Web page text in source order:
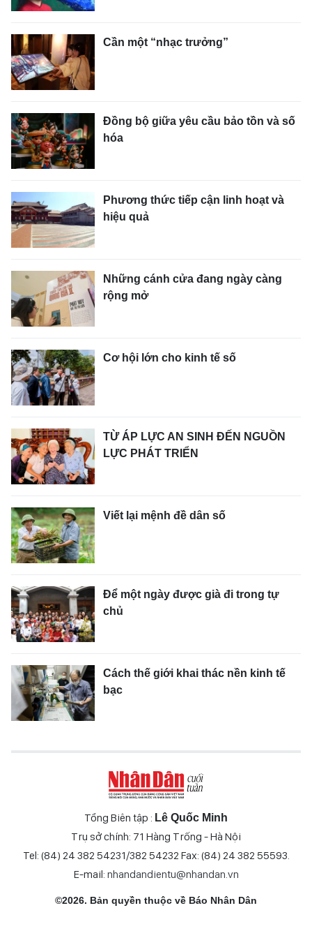
Cần một “nhạc trưởng”
Đồng bộ giữa yêu cầu bảo tồn và số
hóa
Phương thức tiếp cận linh hoạt và
hiệu quả
Những cánh cửa đang ngày càng
rộng mở
Cơ hội lớn cho kinh tế số
TỪ ÁP LỰC AN SINH ĐẾN NGUỒN
LỰC PHÁT TRIỂN
Viết lại mệnh đề dân số
Để một ngày được già đi trong tự
chủ
Cách thế giới khai thác nền kinh tế
bạc
Tổng Biên tập : Lê Quốc Minh
Trụ sở chính: 71 Hàng Trống - Hà Nội
Tel: (84) 24 382 54231/382 54232 Fax: (84) 24 382 55593.
E-mail: nhandandientu@nhandan.vn
©2026. Bản quyền thuộc về Báo Nhân Dân